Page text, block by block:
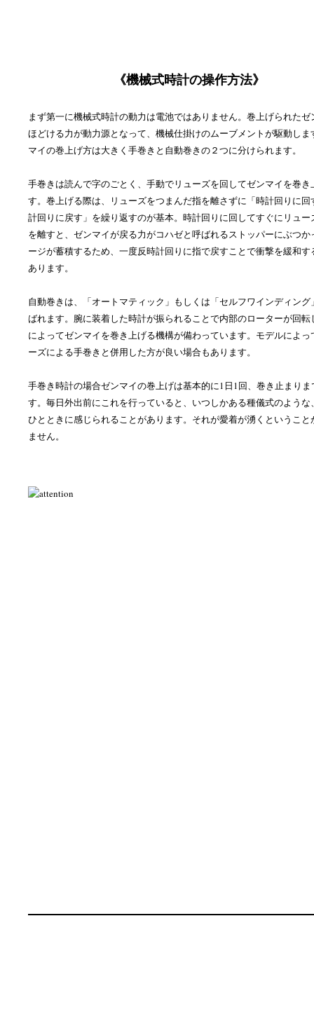
《機械式時計の操作方法》
まず第一に機械式時計の動力は電池ではありません。巻上げられたゼ
ほどける力が動力源となって、機械仕掛けのムーブメントが駆動しま
マイの巻上げ方は大きく手巻きと自動巻きの２つに分けられます。
手巻きは読んで字のごとく、手動でリューズを回してゼンマイを巻き
す。巻上げる際は、リューズをつまんだ指を離さずに「時計回りに
計回りに戻す」を繰り返すのが基本。時計回りに回してすぐにリュー
を離すと、ゼンマイが戻る力がコハゼと呼ばれるストッパーにぶつか
ージが蓄積するため、一度反時計回りに指で戻すことで衝撃を緩和す
あります。
自動巻きは、「オートマティック」もしくは「セルフワインディング
ばれます。腕に装着した時計が振られることで内部のローターが回転
によってゼンマイを巻き上げる機構が備わっています。モデルによっ
ーズによる手巻きと併用した方が良い場合もあります。
手巻き時計の場合ゼンマイの巻上げは基本的に1日1回、巻き止まりま
す。毎日外出前にこれを行っていると、いつしかある種儀式のような
ひとときに感じられることがあります。それが愛着が湧くということ
ません。